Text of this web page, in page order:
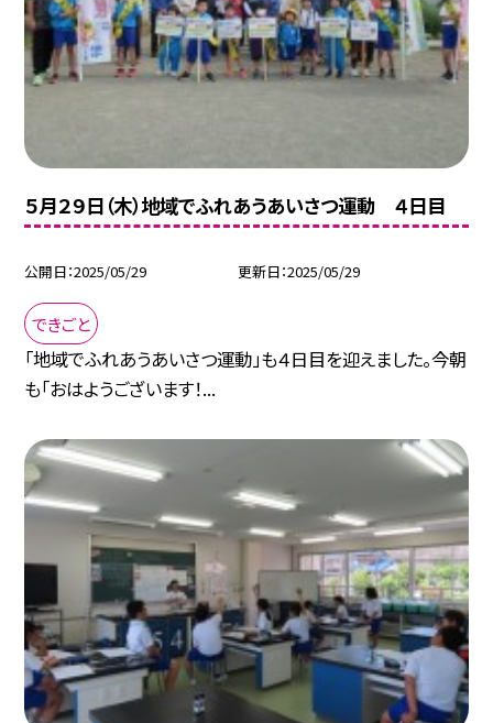
５月２９日（木）地域でふれあうあいさつ運動 ４日目
公開日 2025/05/29 更新日 2025/05/29
できごと
「地域でふれあうあいさつ運動」も４日目を迎えました。今朝
も「おはようございます！...